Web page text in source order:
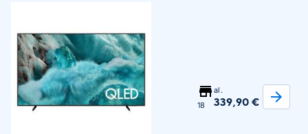
18
al.
339,90 €